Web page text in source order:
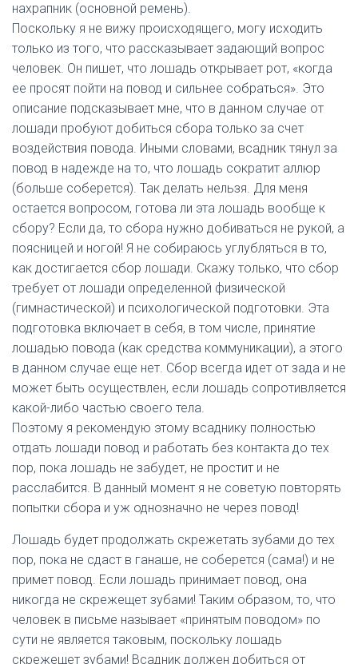
нахрапник (основной ремень).
Поскольку я не вижу происходящего, могу исходить
только из того, что рассказывает задающий вопрос
человек. Он пишет, что лошадь открывает рот, «когда
ее просят пойти на повод и сильнее собраться». Это
описание подсказывает мне, что в данном случае от
лошади пробуют добиться сбора только за счет
воздействия повода. Иными словами, всадник тянул за
повод в надежде на то, что лошадь сократит аллюр
(больше соберется). Так делать нельзя. Для меня
остается вопросом, готова ли эта лошадь вообще к
сбору? Если да, то сбора нужно добиваться не рукой, а
поясницей и ногой! Я не собираюсь углубляться в то,
как достигается сбор лошади. Скажу только, что сбор
требует от лошади определенной физической
(гимнастической) и психологической подготовки. Эта
подготовка включает в себя, в том числе, принятие
лошадью повода (как средства коммуникации), а этого
в данном случае еще нет. Сбор всегда идет от зада и не
может быть осуществлен, если лошадь сопротивляется
какой-либо частью своего тела.
Поэтому я рекомендую этому всаднику полностью
отдать лошади повод и работать без контакта до тех
пор, пока лошадь не забудет, не простит и не
расслабится. В данный момент я не советую повторять
попытки сбора и уж однозначно не через повод!
Лошадь будет продолжать скрежетать зубами до тех
пор, пока не сдаст в ганаше, не соберется (сама!) и не
примет повод. Если лошадь принимает повод, она
никогда не скрежещет зубами! Таким образом, то, что
человек в письме называет «принятым поводом» по
сути не является таковым, поскольку лошадь
скрежещет зубами! Всадник должен добиться от